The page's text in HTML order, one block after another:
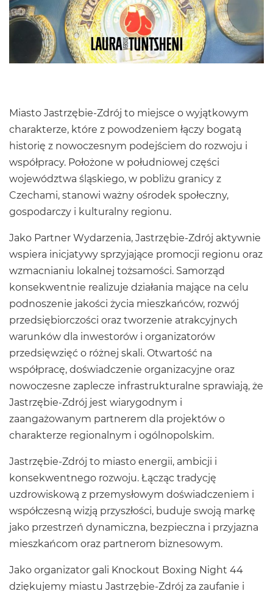
Miasto Jastrzębie-Zdrój to miejsce o wyjątkowym
charakterze, które z powodzeniem łączy bogatą
historię z nowoczesnym podejściem do rozwoju i
współpracy. Położone w południowej części
województwa śląskiego, w pobliżu granicy z
Czechami, stanowi ważny ośrodek społeczny,
gospodarczy i kulturalny regionu.
Jako Partner Wydarzenia, Jastrzębie-Zdrój aktywnie
wspiera inicjatywy sprzyjające promocji regionu oraz
wzmacnianiu lokalnej tożsamości. Samorząd
konsekwentnie realizuje działania mające na celu
podnoszenie jakości życia mieszkańców, rozwój
przedsiębiorczości oraz tworzenie atrakcyjnych
warunków dla inwestorów i organizatorów
przedsięwzięć o różnej skali. Otwartość na
współpracę, doświadczenie organizacyjne oraz
nowoczesne zaplecze infrastrukturalne sprawiają, że
Jastrzębie-Zdrój jest wiarygodnym i
zaangażowanym partnerem dla projektów o
charakterze regionalnym i ogólnopolskim.
Jastrzębie-Zdrój to miasto energii, ambicji i
konsekwentnego rozwoju. Łącząc tradycję
uzdrowiskową z przemysłowym doświadczeniem i
współczesną wizją przyszłości, buduje swoją markę
jako przestrzeń dynamiczna, bezpieczna i przyjazna
mieszkańcom oraz partnerom biznesowym.
Jako organizator gali Knockout Boxing Night 44
dziękujemy miastu Jastrzębie-Zdrój za zaufanie i